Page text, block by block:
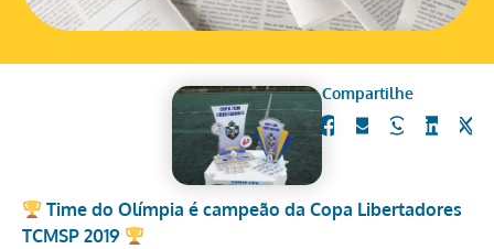
Compartilhe
Time do Olímpia é campeão da Copa Libertadores
TCMSP 2019